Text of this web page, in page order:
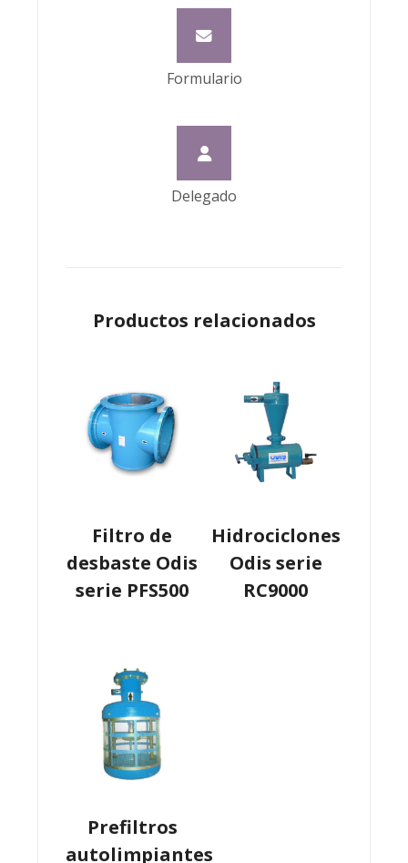
Formulario
Delegado
Productos relacionados
Filtro de
desbaste Odis
serie PFS500
Hidrociclones
Odis serie
RC9000
Prefiltros
autolimpiantes